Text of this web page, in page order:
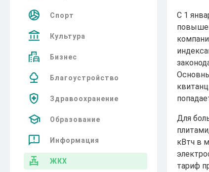
Спорт
Культура
Бизнес
Благоустройство
Здравоохранение
Образование
Информация
ЖКХ
С 1
Для
кВтч в
тариф